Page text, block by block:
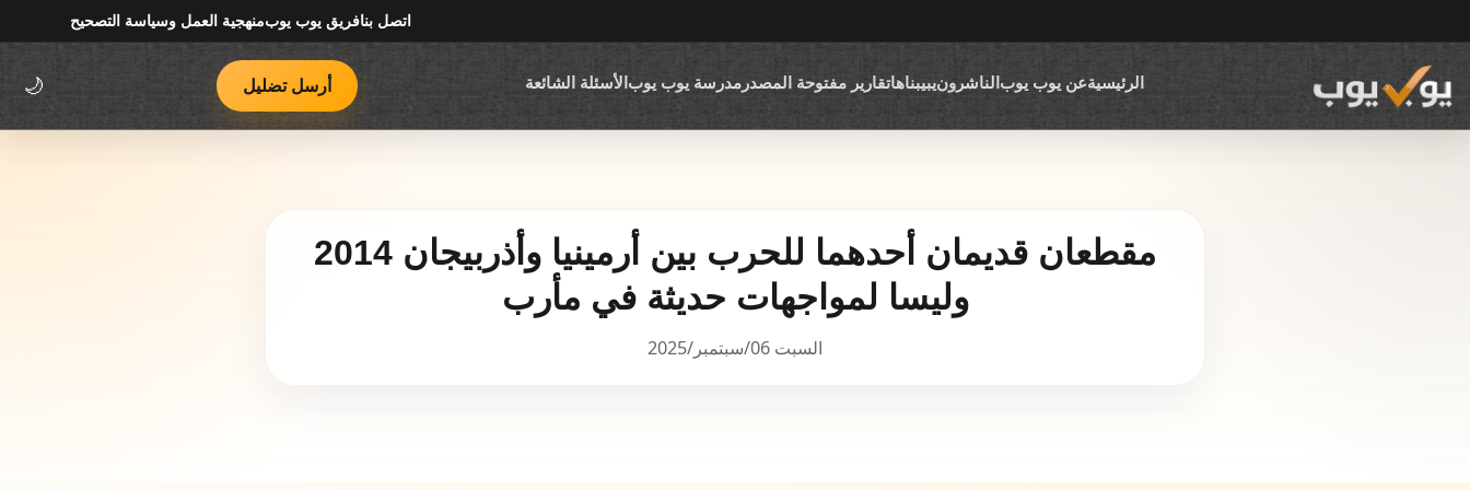
اتصل بنافريق يوب يوبمنهجية العمل وسياسة التصحيح
الرئيسيةعن يوب يوبالناشرونيبيبناهاتقارير مفتوحة المصدر مدرسة يوب يوبالأسئلة الشائعة أرسل تضليل 🌙
مقطعان قديمان أحدهما للحرب بين أرمينيا وأذربيجان 2014
وليسا لمواجهات حديثة في مأرب
السبت 06/سبتمبر/2025